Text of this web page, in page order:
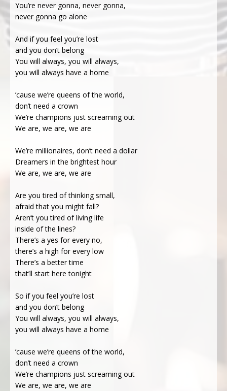
You’re never gonna, never gonna,
never gonna go alone
And if you feel you’re lost
and you don’t belong
You will always, you will always,
you will always have a home
’cause we’re queens of the world,
don’t need a crown
We’re champions just screaming out
We are, we are, we are
We’re millionaires, don’t need a dollar
Dreamers in the brightest hour
We are, we are, we are
Are you tired of thinking small,
afraid that you might fall?
Aren’t you tired of living life
inside of the lines?
There’s a yes for every no,
there’s a high for every low
There’s a better time
that’ll start here tonight
So if you feel you’re lost
and you don’t belong
You will always, you will always,
you will always have a home
’cause we’re queens of the world,
don’t need a crown
We’re champions just screaming out
We are, we are, we are